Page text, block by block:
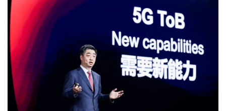
•
Good health & Well-being
•
Green Innovation & SD
Management & HR
• MGR Live
Infographic
การเมือง
ท่องเที่ยว